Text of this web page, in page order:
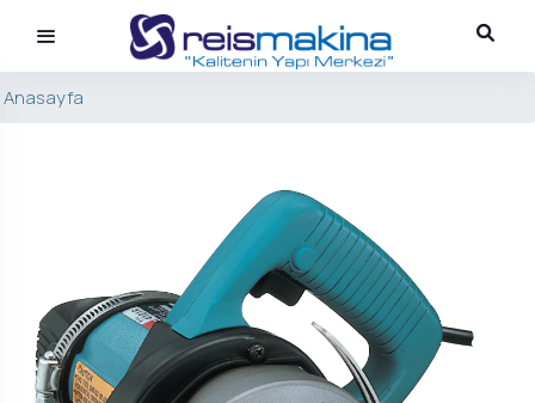
Anasayfa